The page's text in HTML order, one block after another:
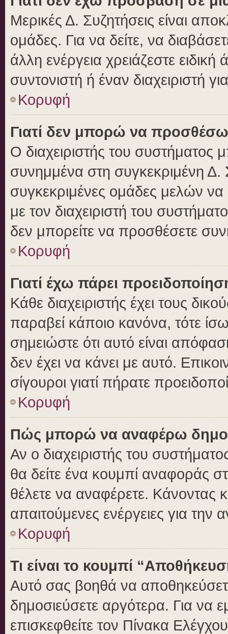
Μερικές Δ. Συζητήσεις είναι
ομάδες. Για να δείτε, να
άλλη ενέργεια χρειάζεστε
συντονιστή ή έναν διαχειριστή
Κορυφή
Γιατί δεν μπορώ να
Ο διαχειριστής του συστήματος
συνημμένα στη συγκεκριμένη
συγκεκριμένες ομάδες μελών
με τον διαχειριστή του
δεν μπορείτε να προσθέσετε
Κορυφή
Γιατί έχω πάρει
Κάθε διαχειριστής έχει τους
παραβεί κάποιο κανόνα, τότε
σημειώστε ότι αυτό είναι
δεν έχει να κάνει με αυτό.
σίγουροι γιατί πήρατε
Κορυφή
Πώς μπορώ να αναφέρω
Αν ο διαχειριστής του
θα δείτε ένα κουμπί αναφοράς
θέλετε να αναφέρετε. Κάνοντας
απαιτούμενες ενέργειες για την
Κορυφή
Τι είναι το κουμπί
Αυτό σας βοηθά να
δημοσιεύσετε αργότερα. Για να
επισκεφθείτε τον Πίνακα